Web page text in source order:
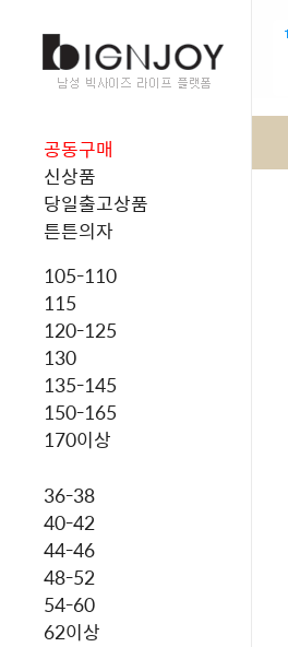
공동구매
신상품
당일출고상품
튼튼의자
105-110
115
120-125
130
135-145
150-165
170이상
36-38
40-42
44-46
48-52
54-60
62이상